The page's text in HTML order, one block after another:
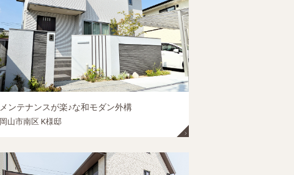
メンテナンスが楽♪な和モダン外構
岡山市南区 K様邸